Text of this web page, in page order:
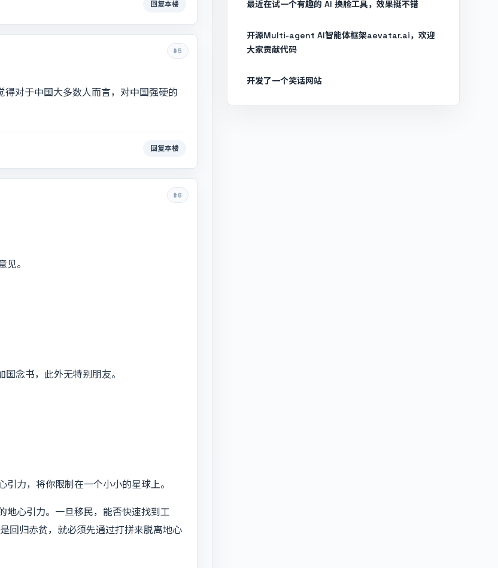
回复本楼
#5
对于中国大多数人而言，对中国强硬的
回复本楼
#6
。
念书，此外无特别朋友。
力，将你限制在一个小小的星球上。
地心引力。一旦移民，能否快速找到工
回归赤贫，就必须先通过打拼来脱离地心
最近在试一个有趣的 AI 换脸工具，效果挺不错
开源Multi-agent AI智能体框架aevatar.ai，欢迎
大家贡献代码
开发了一个笑话网站